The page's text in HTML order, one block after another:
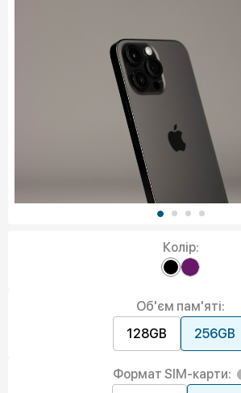
Колір:
Об'єм пам'яті:
128GB
256GB
Формат SIM-карти: